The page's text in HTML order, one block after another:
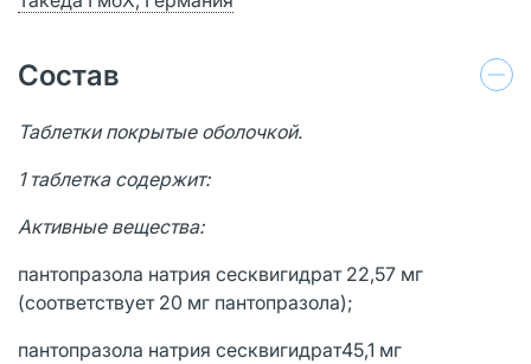
Состав
Таблетки покрытые оболочкой.
1 таблетка содержит:
Активные вещества:
пантопразола натрия сесквигидрат 22,57 мг
(соответствует 20 мг пантопразола);
пантопразола натрия сесквигидрат45,1 мг